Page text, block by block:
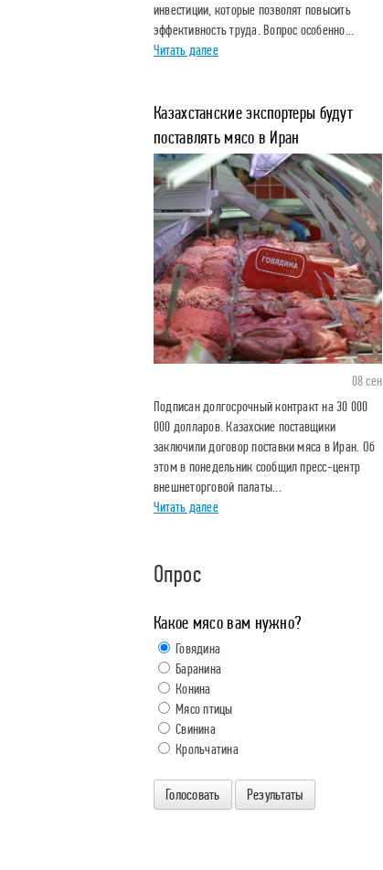
инвестиции, которые позволят повысить
эффективность труда. Вопрос особенно...
Читать далее
Казахстанские экспортеры будут
поставлять мясо в Иран
08 сен
Подписан долгосрочный контракт на 30 000
000 долларов. Казахские поставщики
заключили договор поставки мяса в Иран. Об
этом в понедельник сообщил пресс-центр
внешнеторговой палаты...
Читать далее
Опрос
Какое мясо вам нужно?
Говядина
Баранина
Конина
Мясо птицы
Свинина
Крольчатина
Голосовать Результаты